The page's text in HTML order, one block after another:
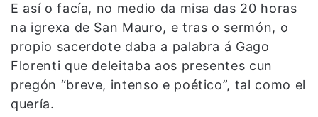
E así o facía, no medio da misa das 20 horas
na igrexa de San Mauro, e tras o sermón, o
propio sacerdote daba a palabra á Gago
Florenti que deleitaba aos presentes cun
pregón “breve, intenso e poético”, tal como el
quería.